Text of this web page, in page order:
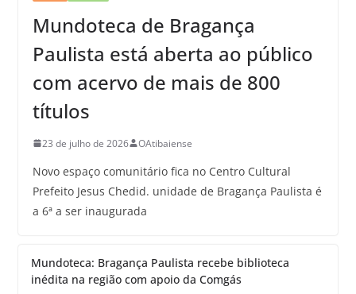
Mundoteca de Bragança
Paulista está aberta ao público
com acervo de mais de 800
títulos
23 de julho de 2026 OAtibaiense
Novo espaço comunitário fica no Centro Cultural
Prefeito Jesus Chedid. unidade de Bragança Paulista é
a 6ª a ser inaugurada
Mundoteca: Bragança Paulista recebe biblioteca
inédita na região com apoio da Comgás